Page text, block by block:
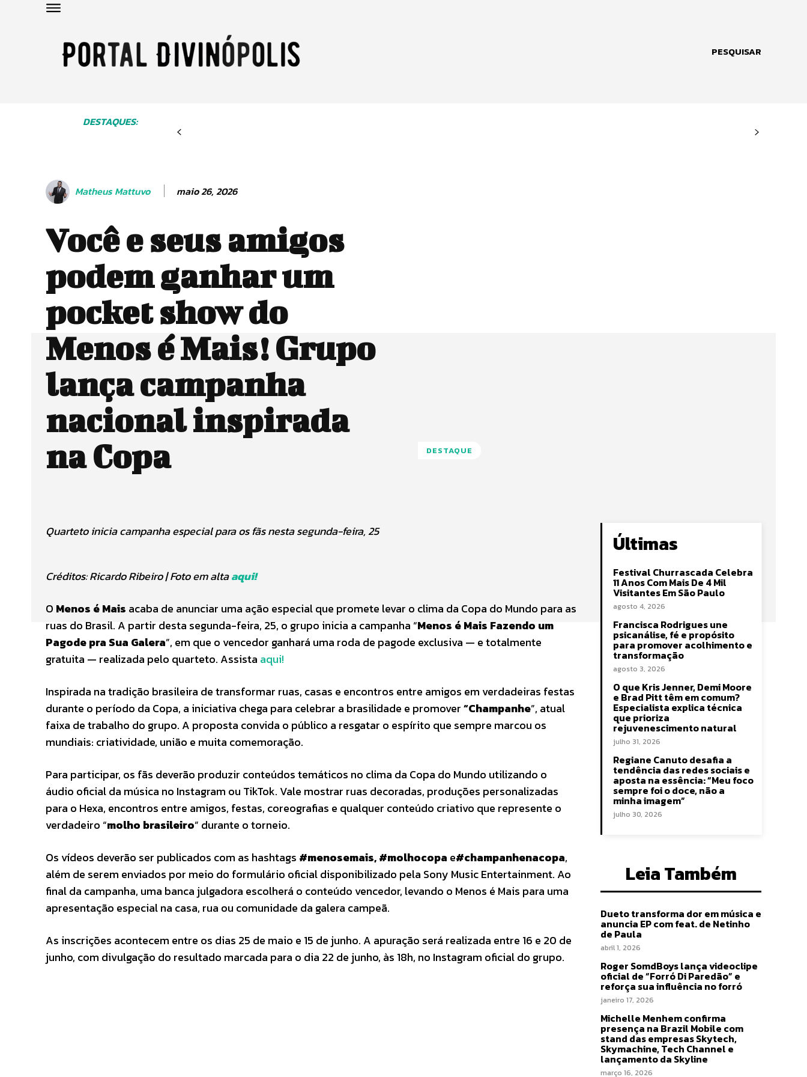
PESQUISAR
DESTAQUES:
Matheus Mattuvo maio 26, 2026
Você e seus amigos
podem ganhar um
pocket show do
Menos é Mais! Grupo
lança campanha
nacional inspirada
na Copa
DESTAQUE
Quarteto inicia campanha especial para os fãs nesta segunda-feira, 25
Créditos: Ricardo Ribeiro | Foto em altaaqui!
O Menos é Mais acaba de anunciar uma ação especial que promete levar o clima da Copa do Mundo para as
ruas do Brasil. A partir desta segunda-feira, 25, o grupo inicia a campanha “Menos é Mais Fazendo um
Pagode pra Sua Galera”, em que o vencedor ganhará uma roda de pagode exclusiva — e totalmente
gratuita — realizada pelo quarteto. Assista aqui!
Inspirada na tradição brasileira de transformar ruas, casas e encontros entre amigos em verdadeiras festas
durante o período da Copa, a iniciativa chega para celebrar a brasilidade e promover“Champanhe”, atual
faixa de trabalho do grupo. A proposta convida o público a resgatar o espírito que sempre marcou os
mundiais: criatividade, união e muita comemoração.
Para participar, os fãs deverão produzir conteúdos temáticos no clima da Copa do Mundo utilizando o
áudio oficial da música no Instagram ou TikTok. Vale mostrar ruas decoradas, produções personalizadas
para o Hexa, encontros entre amigos, festas, coreografias e qualquer conteúdo criativo que represente o
verdadeiro “molho brasileiro” durante o torneio.
Os vídeos deverão ser publicados com as hashtags #menosemais, #molhocopa e#champanhenacopa,
além de serem enviados por meio do formulário oficial disponibilizado pela Sony Music Entertainment. Ao
final da campanha, uma banca julgadora escolherá o conteúdo vencedor, levando o Menos é Mais para uma
apresentação especial na casa, rua ou comunidade da galera campeã.
As inscrições acontecem entre os dias 25 de maio e 15 de junho. A apuração será realizada entre 16 e 20 de
junho, com divulgação do resultado marcada para o dia 22 de junho, às 18h, no Instagram oficial do grupo.
Últimas
Festival Churrascada Celebra
11 Anos Com Mais De 4 Mil
Visitantes Em São Paulo
agosto 4, 2026
Francisca Rodrigues une
psicanálise, fé e propósito
para promover acolhimento e
transformação
agosto 3, 2026
O que Kris Jenner, Demi Moore
e Brad Pitt têm em comum?
Especialista explica técnica
que prioriza
rejuvenescimento natural
julho 31, 2026
Regiane Canuto desafia a
tendência das redes sociais e
aposta na essência: “Meu foco
sempre foi o doce, não a
minha imagem”
julho 30, 2026
Leia Também
Dueto transforma dor em música e
anuncia EP com feat. de Netinho
de Paula
abril 1, 2026
Roger SomdBoys lança videoclipe
oficial de “Forró Di Paredão” e
reforça sua influência no forró
janeiro 17, 2026
Michelle Menhem confirma
presença na Brazil Mobile com
stand das empresas Skytech,
Skymachine, Tech Channel e
lançamento da Skyline
março 16, 2026